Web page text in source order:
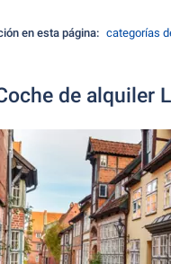
en esta página: categorías
de alquiler